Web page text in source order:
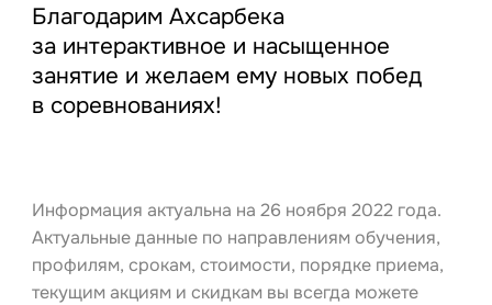
Благодарим Ахсарбека
за интерактивное и насыщенное
занятие и желаем ему новых побед
в соревнованиях!
Информация актуальна на 26 ноября 2022 года.
Актуальные данные по направлениям обучения,
профилям, срокам, стоимости, порядке приема,
текущим акциям и скидкам вы всегда можете